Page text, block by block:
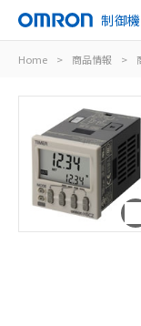
制御
Home > 商品情報 >